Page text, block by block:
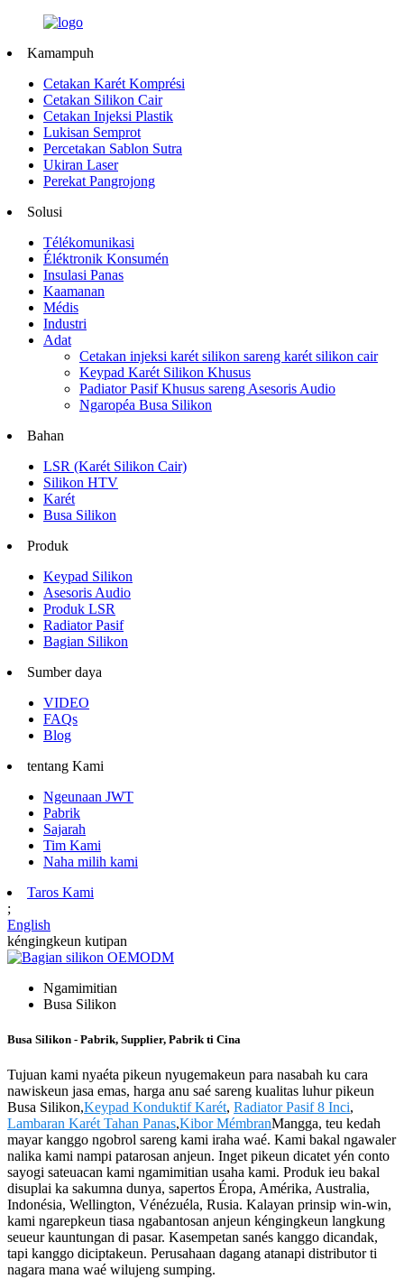
Kamampuh
Cetakan Karét Komprési
Cetakan Silikon Cair
Cetakan Injeksi Plastik
Lukisan Semprot
Percetakan Sablon Sutra
Ukiran Laser
Perekat Pangrojong
Solusi
Télékomunikasi
Éléktronik Konsumén
Insulasi Panas
Kaamanan
Médis
Industri
Adat
Cetakan injeksi karét silikon sareng karét silikon cair
Keypad Karét Silikon Khusus
Padiator Pasif Khusus sareng Asesoris Audio
Ngaropéa Busa Silikon
Bahan
LSR (Karét Silikon Cair)
Silikon HTV
Karét
Busa Silikon
Produk
Keypad Silikon
Asesoris Audio
Produk LSR
Radiator Pasif
Bagian Silikon
Sumber daya
VIDEO
FAQs
Blog
tentang Kami
Ngeunaan JWT
Pabrik
Sajarah
Tim Kami
Naha milih kami
Taros Kami
;
English
kéngingkeun kutipan
Ngamimitian
Busa Silikon
Busa Silikon - Pabrik, Supplier, Pabrik ti Cina
Tujuan kami nyaéta pikeun nyugemakeun para nasabah ku cara
nawiskeun jasa emas, harga anu saé sareng kualitas luhur pikeun
Busa Silikon,Keypad Konduktif Karét, Radiator Pasif 8 Inci,
Lambaran Karét Tahan Panas,Kibor MémbranMangga, teu kedah
mayar kanggo ngobrol sareng kami iraha waé. Kami bakal ngawaler
nalika kami nampi patarosan anjeun. Inget pikeun dicatet yén conto
sayogi sateuacan kami ngamimitian usaha kami. Produk ieu bakal
disuplai ka sakumna dunya, sapertos Éropa, Amérika, Australia,
Indonésia, Wellington, Vénézuéla, Rusia. Kalayan prinsip win-win,
kami ngarepkeun tiasa ngabantosan anjeun kéngingkeun langkung
seueur kauntungan di pasar. Kasempetan sanés kanggo dicandak,
tapi kanggo diciptakeun. Perusahaan dagang atanapi distributor ti
nagara mana waé wilujeng sumping.